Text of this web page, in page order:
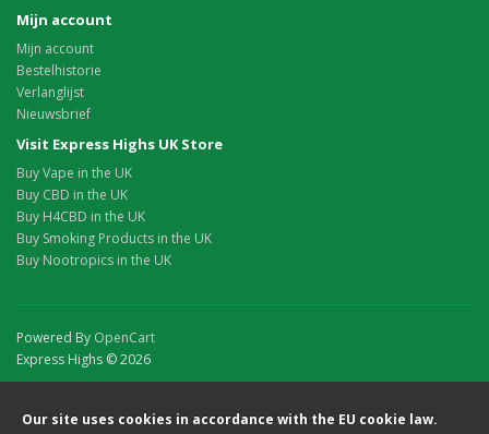
Mijn account
Mijn account
Bestelhistorie
Verlanglijst
Nieuwsbrief
Visit Express Highs UK Store
Buy Vape in the UK
Buy CBD in the UK
Buy H4CBD in the UK
Buy Smoking Products in the UK
Buy Nootropics in the UK
Powered By OpenCart
Express Highs © 2026
Our site uses cookies in accordance with the EU cookie law.